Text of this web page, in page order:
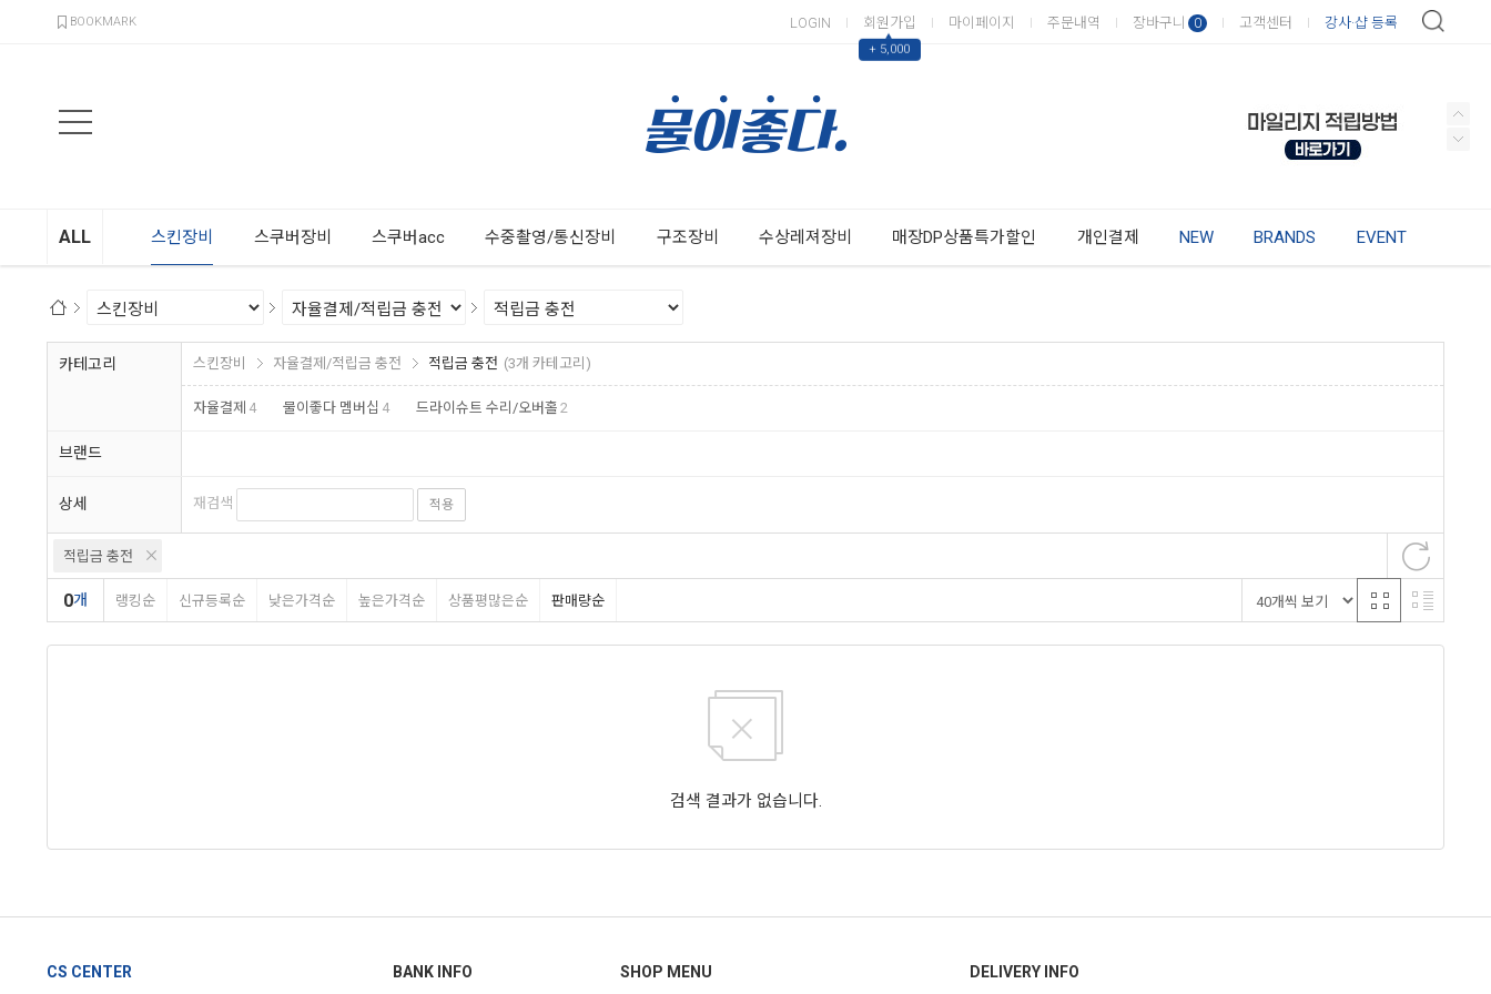
BOOKMARK LOGIN 회원가입
▲
+ 5,000
마이페이지 주문내역 장바구니 0 고객센터 강사·샵 등록
ALL 스킨장비 스쿠버장비 스쿠버acc 수중촬영/통신장비 구조장비 수상레져장비 매장DP상품특가할인 개인결제 NEW BRANDS EVENT
카테고리 스킨장비 자율결제/적립금 충전 적립금 충전 (3개 카테고리)
자율결제 4 물이좋다 멤버십 4 드라이슈트 수리/오버홀 2
브랜드
상세 재검색 적용
적립금 충전
0개 랭킹순 신규등록순 낮은가격순 높은가격순 상품평많은순 판매량순
검색 결과가 없습니다.
CS CENTER BANK INFO SHOP MENU DELIVERY INFO